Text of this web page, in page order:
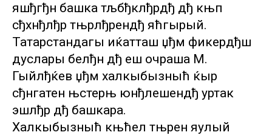
яшђгђн башка тљбђклђрдђ дђ књп
сђхнђлђр тњрлђрендђ яћгырый.
Татарстандагы иќатташ џђм фикердђш
дуслары белђн дђ еш очраша М.
Гыйлђќев џђм халкыбызныћ ќыр
сђнгатен њстерњ юнђлешендђ уртак
эшлђр дђ башкара.
Халкыбызныћ књћел тњрен яулый